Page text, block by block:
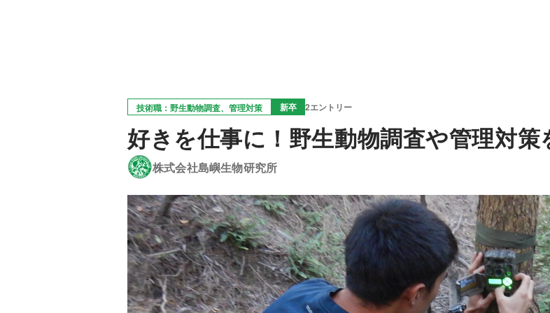
技術職：野生動物調査、管理対策 新卒 2エントリー
好きを仕事に！野生動物調査や管理対策
株式会社島嶼生物研究所